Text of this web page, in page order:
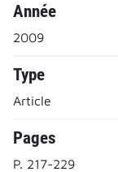
Année
2009
Type
Article
Pages
P. 217-229